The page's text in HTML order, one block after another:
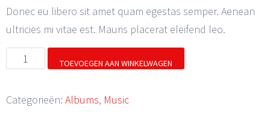
Donec eu libero sit amet quam egestas semper. Aenean
ultricies mi vitae est. Mauris placerat eleifend leo.
Woo
Album
aantal
TOEVOEGEN AAN WINKELWAGEN
Categorieën: Albums, Music